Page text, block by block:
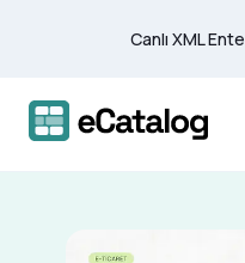
Canlı XML